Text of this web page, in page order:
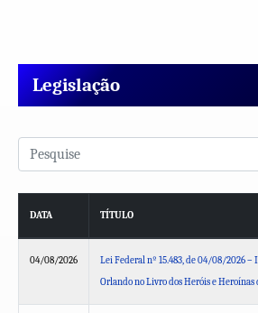
Legislação
DATA TÍTULO
04/08/2026
Lei Federal nº 15.483, de 04/08/2026 –
Orlando no Livro dos Heróis e Heroínas